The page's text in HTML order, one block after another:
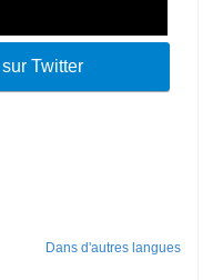
Twitter
Dans d'autres langues